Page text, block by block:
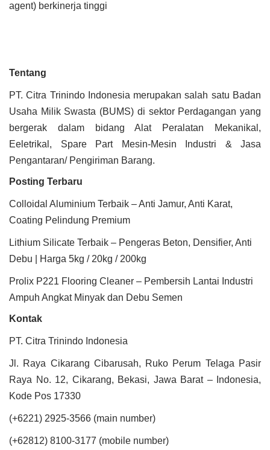
agent) berkinerja tinggi
Tentang
PT. Citra Trinindo Indonesia merupakan salah satu Badan
Usaha Milik Swasta (BUMS) di sektor Perdagangan yang
bergerak dalam bidang Alat Peralatan Mekanikal,
Eeletrikal, Spare Part Mesin-Mesin Industri & Jasa
Pengantaran/ Pengiriman Barang.
Posting Terbaru
Colloidal Aluminium Terbaik – Anti Jamur, Anti Karat,
Coating Pelindung Premium
Lithium Silicate Terbaik – Pengeras Beton, Densifier, Anti
Debu | Harga 5kg / 20kg / 200kg
Prolix P221 Flooring Cleaner – Pembersih Lantai Industri
Ampuh Angkat Minyak dan Debu Semen
Kontak
PT. Citra Trinindo Indonesia
Jl. Raya Cikarang Cibarusah, Ruko Perum Telaga Pasir
Raya No. 12, Cikarang, Bekasi, Jawa Barat – Indonesia,
Kode Pos 17330
(+6221) 2925-3566 (main number)
(+62812) 8100-3177 (mobile number)